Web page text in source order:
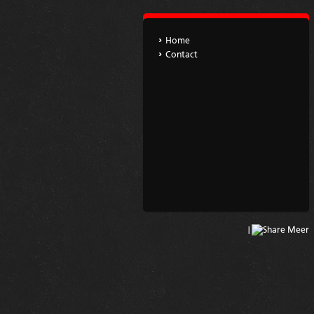
Home
Contact
Meer